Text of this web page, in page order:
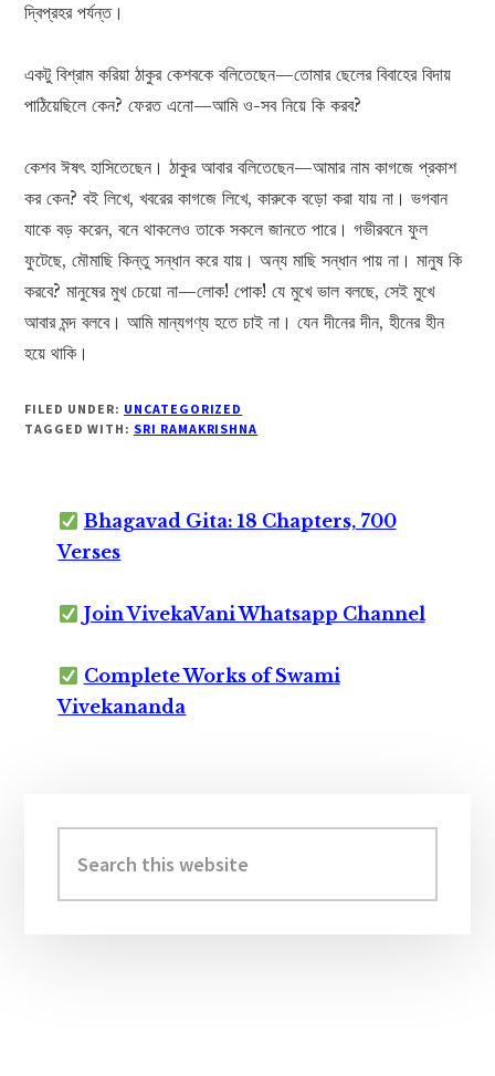
দ্বিপ্রহর পর্যন্ত।
একটু বিশ্রাম করিয়া ঠাকুর কেশবকে বলিতেছেন—তোমার ছেলের বিবাহের বিদায়
পাঠিয়েছিলে কেন? ফেরত এনো—আমি ও-সব নিয়ে কি করব?
কেশব ঈষৎ হাসিতেছেন। ঠাকুর আবার বলিতেছেন—আমার নাম কাগজে প্রকাশ
কর কেন? বই লিখে, খবরের কাগজে লিখে, কারুকে বড়ো করা যায় না। ভগবান
যাকে বড় করেন, বনে থাকলেও তাকে সকলে জানতে পারে। গভীরবনে ফুল
ফুটেছে, মৌমাছি কিন্তু সন্ধান করে যায়। অন্য মাছি সন্ধান পায় না। মানুষ কি
করবে? মানুষের মুখ চেয়ো না—লোক! পোক! যে মুখে ভাল বলছে, সেই মুখে
আবার মন্দ বলবে। আমি মান্যগণ্য হতে চাই না। যেন দীনের দীন, হীনের হীন
হয়ে থাকি।
FILED UNDER: UNCATEGORIZED
TAGGED WITH: SRI RAMAKRISHNA
Bhagavad Gita: 18 Chapters, 700
Verses
Join VivekaVani Whatsapp Channel
Complete Works of Swami
Vivekananda
Sidebar
this
website